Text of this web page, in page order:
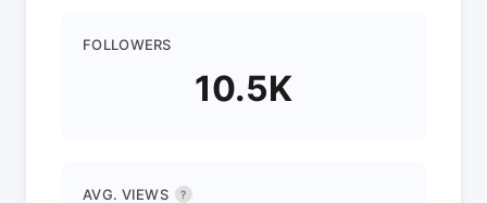
FOLLOWERS
10.5K
AVG. VIEWS ?